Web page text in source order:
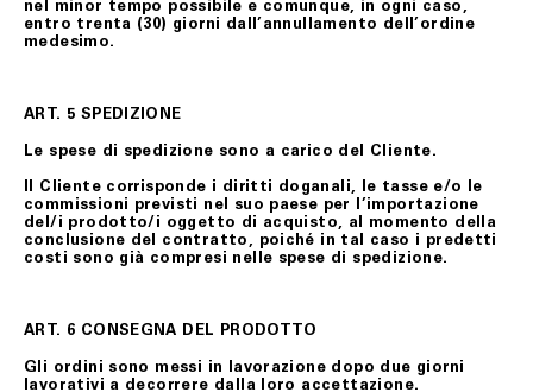
nel minor tempo possibile e comunque, in ogni caso,
entro trenta (30) giorni dall’annullamento dell’ordine
medesimo.
ART. 5 SPEDIZIONE
Le spese di spedizione sono a carico del Cliente.
Il Cliente corrisponde i diritti doganali, le tasse e/o le
commissioni previsti nel suo paese per l’importazione
del/i prodotto/i oggetto di acquisto, al momento della
conclusione del contratto, poiché in tal caso i predetti
costi sono già compresi nelle spese di spedizione.
ART. 6 CONSEGNA DEL PRODOTTO
Gli ordini sono messi in lavorazione dopo due giorni
lavorativi a decorrere dalla loro accettazione.